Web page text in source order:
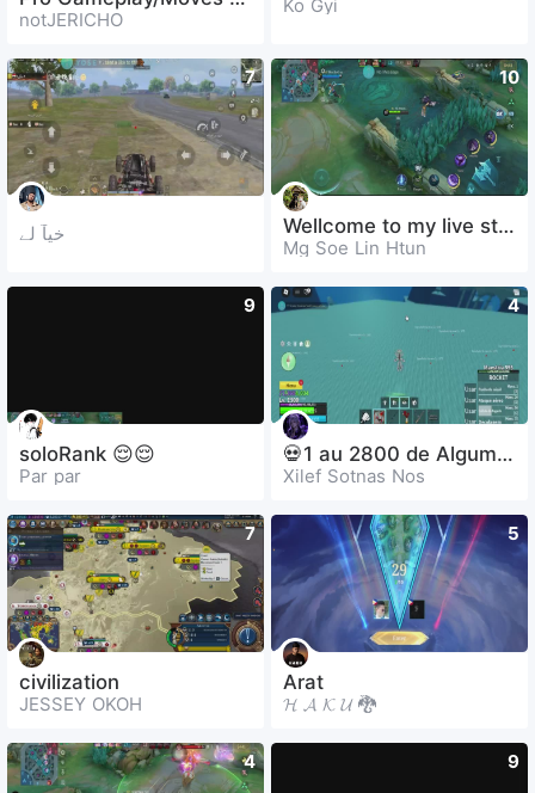
notJERICHO
Ko Gyi
7
خیآ لے
10
Wellcome to my live stream🥰🥰
Mg Soe Lin Htun
9
soloRank 😌😌
Par par
4
💀1 au 2800 de Alguma coisa 🤔
Xilef Sotnas Nos
7
civilization
JESSEY OKOH
5
Arat
𝓗 𝓐 𝓚 𝓤 🐉
4 9